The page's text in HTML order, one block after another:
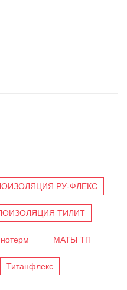
РУ-ФЛЕКС
ТИЛИТ
МАТЫ ТП
Титанфлекс